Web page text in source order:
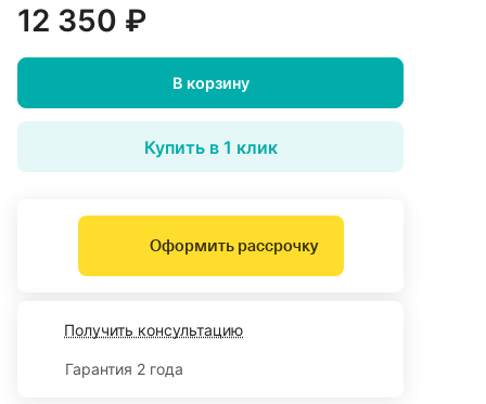
12 350 ₽
В корзину
Купить в 1 клик
Оформить рассрочку
Получить консультацию
Гарантия 2 года